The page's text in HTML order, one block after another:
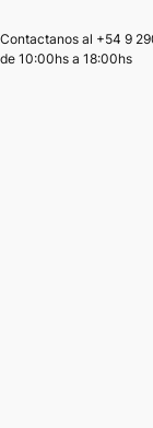
Contactanos al +54 9
de 10:00hs a 18:00hs